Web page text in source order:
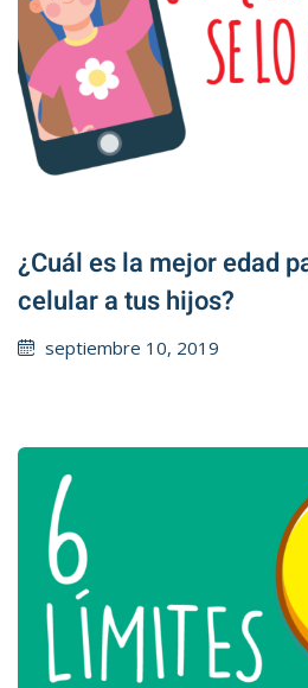
¿Cuál es la mejor edad
celular a tus hijos?
Posted
septiembre 10, 2019